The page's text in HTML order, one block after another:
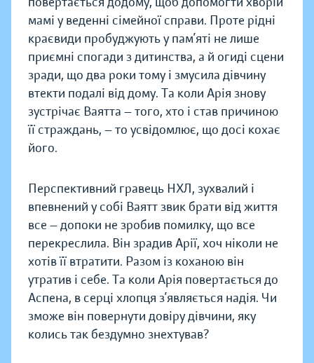
мамі у веденні сімейної справи. Проте рідні
краєвиди пробуджують у пам’яті не лише
приємні спогади з дитинства, а й огиді сцени
зради, що два роки тому і змусила дівчину
втекти подалі від дому. Та коли Арія знову
зустрічає Ваятта — того, хто і став причиною
її страждань, — то усвідомлює, що досі кохає
його.
Перспективний гравець НХЛ, зухвалий і
впевнений у собі Ваятт звик брати від життя
все — допоки не зробив помилку, що все
перекреслила. Він зрадив Арії, хоч ніколи не
хотів її втратити. Разом із коханою він
утратив і себе. Та коли Арія повертається до
Аспена, в серці хлопця з’являється надія. Чи
зможе він повернути довіру дівчини, яку
колись так бездумно знехтував?